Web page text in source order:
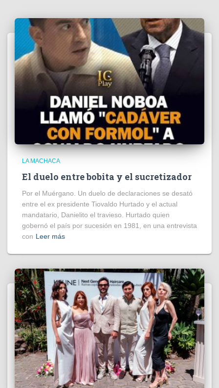
LA MACHACA
El duelo entre bobita y el sucretizador
Por el Muérgano. Un duelo de declaraciones se desató
entre el ex presidente Tiovaldo Hurtado y el actual
mandatario, Danielito el travieso. Hurtado quien
gobernó el país por sucesión en 1981, en una entrevista
con Leer más